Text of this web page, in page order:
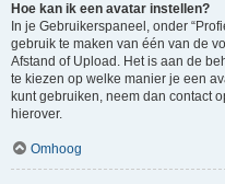
Hoe kan ik een avatar instellen?
In je Gebruikerspaneel, onder
gebruik te maken van één van de
Afstand of Upload. Het is aan de
te kiezen op welke manier je een
kunt gebruiken, neem dan contact
hierover.
Omhoog